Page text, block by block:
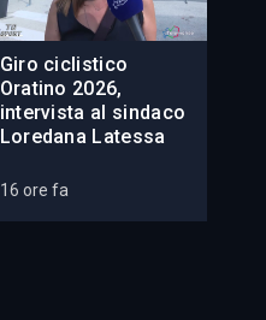
Giro ciclistico
Oratino 2026,
intervista al sindaco
Loredana Latessa
16 ore fa